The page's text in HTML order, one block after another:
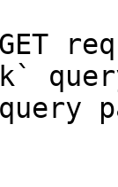
GET